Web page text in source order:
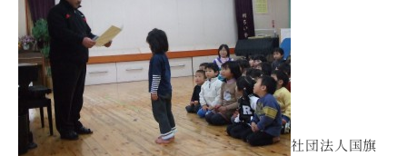
社団法人国旗